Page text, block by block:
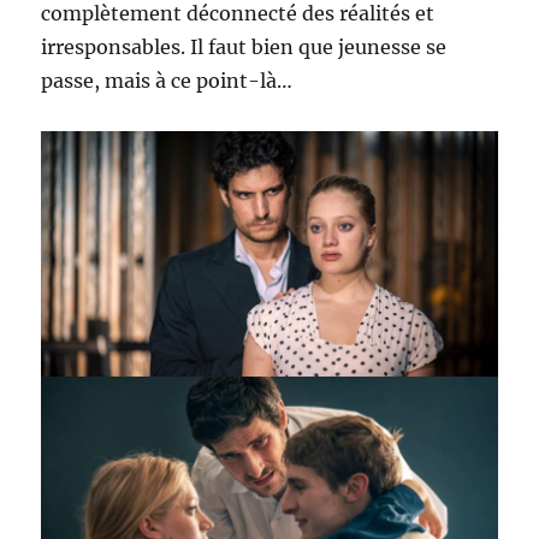
complètement déconnecté des réalités et
irresponsables. Il faut bien que jeunesse se
passe, mais à ce point-là…